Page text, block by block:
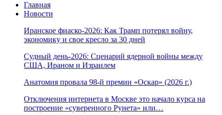
Главная
Новости
Иранское фиаско-2026: Как Трамп потерял войну,
экономику и свое кресло за 30 дней
Судный день-2026: Сценарий ядерной войны между
США, Ираном и Израилем
Анатомия провала 98-й премии «Оскар» (2026 г.)
Отключения интернета в Москве это начало курса на
построение «суверенного Рунета» или…